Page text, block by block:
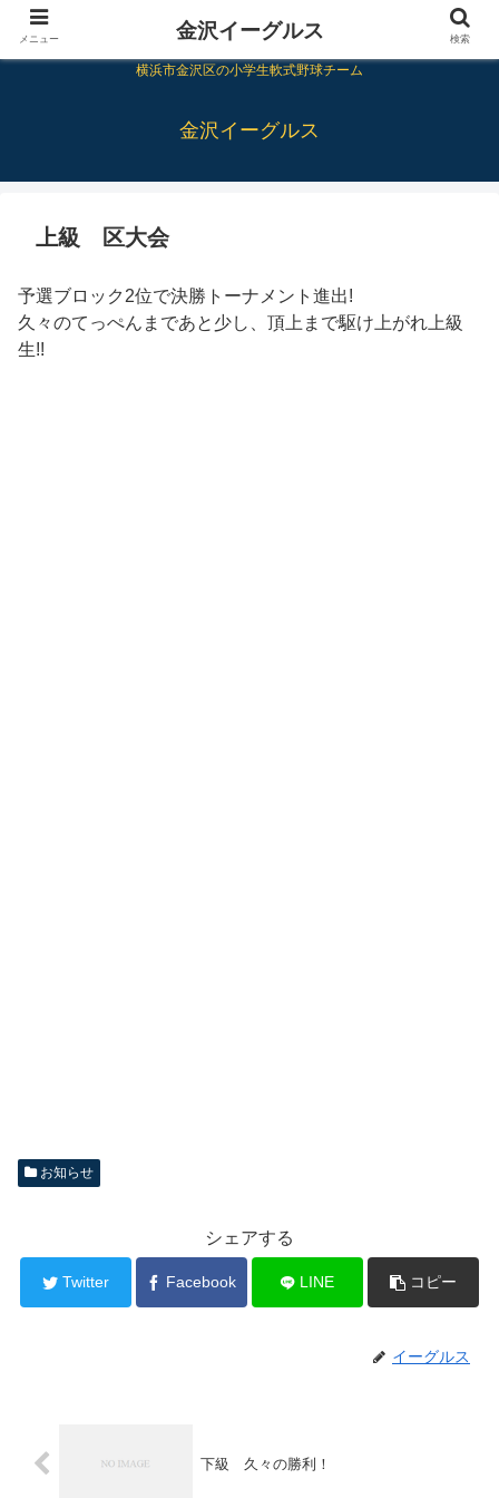
横浜市金沢区の小学生軟式野球チーム
金沢イーグルス
上級 区大会
予選ブロック2位で決勝トーナメント進出!
久々のてっぺんまであと少し、頂上まで駆け上がれ上級
生!!
お知らせ
シェアする
Twitter Facebook LINE コピー
イーグルス
下級 久々の勝利！
メニュー 金沢イーグルス 検索